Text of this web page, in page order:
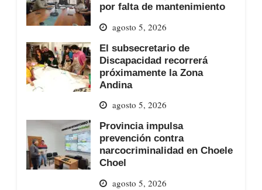
por falta de mantenimiento
agosto 5, 2026
El subsecretario de
Discapacidad recorrerá
próximamente la Zona
Andina
agosto 5, 2026
Provincia impulsa
prevención contra
narcocriminalidad en Choele
Choel
agosto 5, 2026